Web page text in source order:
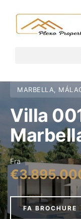
MARBELLA,
Villa
Fra
FA BROCHURE